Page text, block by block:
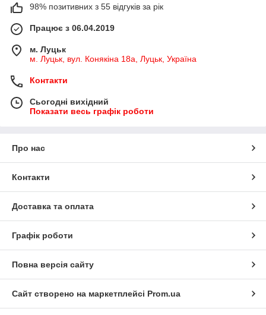
98% позитивних з 55 відгуків за рік
Працює з 06.04.2019
м. Луцьк
м. Луцьк, вул. Конякіна 18а, Луцьк, Україна
Контакти
Сьогодні вихідний
Показати весь графік роботи
Про нас
Контакти
Доставка та оплата
Графік роботи
Повна версія сайту
Сайт створено на маркетплейсі Prom.ua